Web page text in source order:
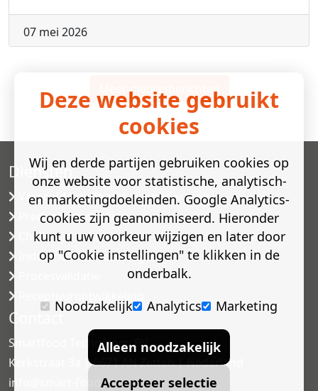
07 mei 2026
Meer nieuwsberichten
Diensten
Versneld houdbaarheidsonderzoek
Predictive modelling
Challenge testen
Industriële microbiologie
Contact
Smartfood Technology BV
Kerkstraat 3a | 6671 AN Zetten | Nederland
info@smart-food.nl
Deze website gebruikt
cookies
Wij en derde partijen gebruiken cookies op
onze website voor statistische, analytisch-
en marketingdoeleinden. Google Analytics-
cookies zijn geanonimiseerd. Hieronder
kunt u uw voorkeur wijzigen en later door
op "Cookie instellingen" te klikken in de
onderbalk.
Noodzakelijk
Analytics Marketing
Alleen noodzakelijk
Accepteer selectie